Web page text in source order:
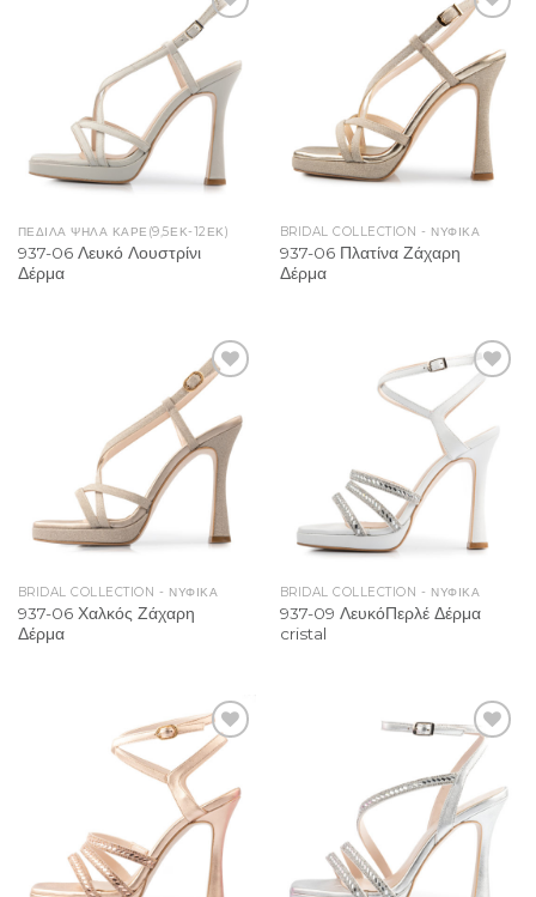
Add to
ΠΈΔΙΛΑ ΨΗΛΆ ΚΑΡΈ(9,5ΕΚ-12ΕΚ)
937-06 Λευκό Λουστρίνι
Δέρμα
Add to
Wishlist
BRIDAL COLLECTION - ΝΥΦΙΚΑ
937-06 Πλατίνα Ζάχαρη
Δέρμα
Add to
BRIDAL COLLECTION - ΝΥΦΙΚΑ
937-06 Χαλκός Ζάχαρη
Δέρμα
Add to
Wishlist
BRIDAL COLLECTION - ΝΥΦΙΚΑ
937-09 ΛευκόΠερλέ Δέρμα
cristal
Add to
Wishlist
Add to
Wishlist